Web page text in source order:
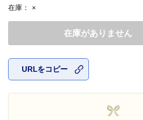
在庫： ×
在庫がありません
URLをコピー